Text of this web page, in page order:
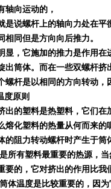
轴向运动的，
是说螺杆上的轴向力处在
相同但是方向向后推力。
显，它施加的推力是作用
出筒体。而在一些双螺杆
螺杆是以相同的方向转动
度原则
出的塑料是热塑料，它们
熔化塑料的热量从何而来的
的阻力转动螺杆时产生于筒
所有塑料最重要的热源，
要的，它对挤出的作用比我
体温度是比较重要的，因